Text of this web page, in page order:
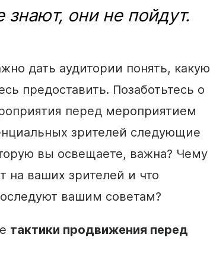
они не пойдут.
дать аудитории понять, какую
предоставить. Позаботьтесь о
перед мероприятием
зрителей следующие
вы освещаете, важна? Чему
на ваших зрителей и что
вашим советам?
тактики продвижения перед